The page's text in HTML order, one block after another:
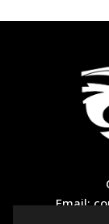
Email: